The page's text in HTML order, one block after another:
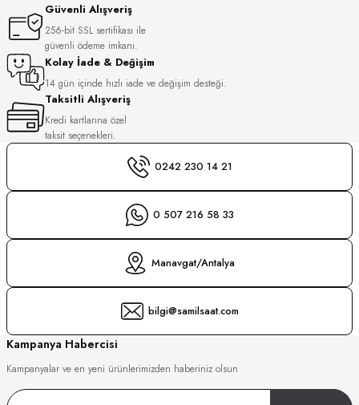
Güvenli Alışveriş
256-bit SSL sertifikası ile
güvenli ödeme imkanı.
Kolay İade & Değişim
14 gün içinde hızlı iade ve değişim desteği.
Taksitli Alışveriş
Kredi kartlarına özel
taksit seçenekleri.
0242 230 14 21
0 507 216 58 33
Manavgat/Antalya
bilgi@samilsaat.com
Kampanya Habercisi
Kampanyalar ve en yeni ürünlerimizden haberiniz olsun